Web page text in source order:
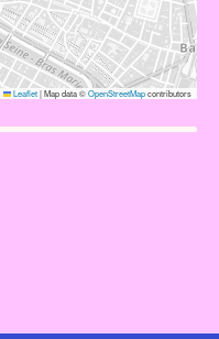
Leaflet|Map data ©OpenStreetMapcontributors